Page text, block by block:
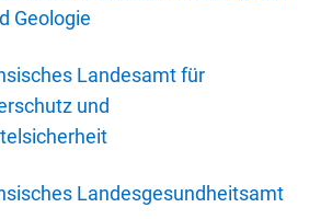
Geologie
Landesamt für
und
Landesgesundheitsamt